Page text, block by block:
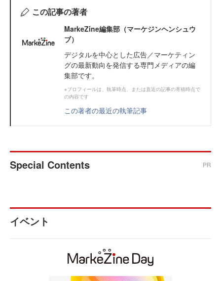
この記事の著者
MarkeZine編集部（マーケジンヘンシュウ
ブ）
デジタルを中心とした広告／マーケティン
グの最新動向を発信する専門メディアの編
集部です。
※プロフィールは、執筆時点、または直近の記事の寄稿時点で
の内容です
この著者の最近の執筆記事
Special Contents PR
イベント